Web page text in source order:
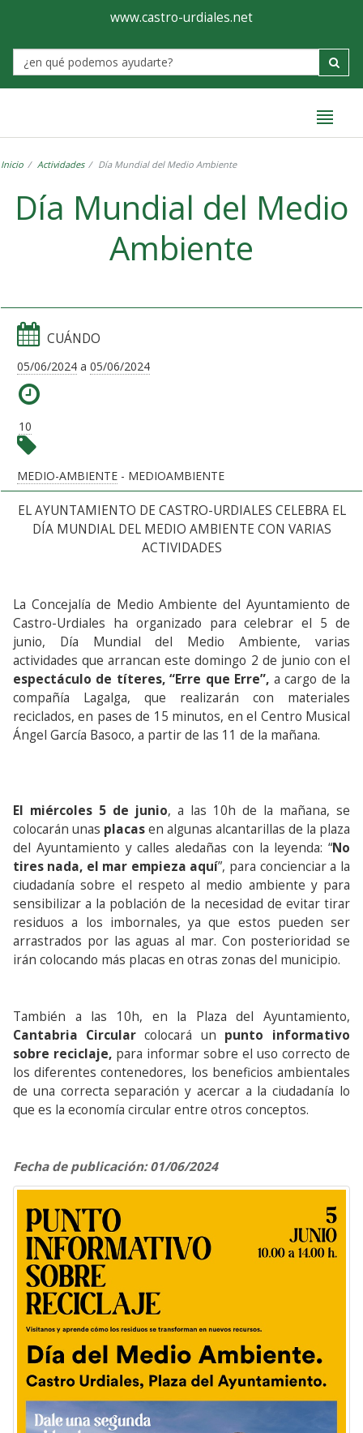
Ayuntamiento
de
Castro-
www.castro-urdiales.net
Label
Inicio Actividades Día Mundial del Medio Ambiente
Día Mundial del Medio
Ambiente
CUÁNDO
05/06/2024 a 05/06/2024
10
MEDIO-AMBIENTE - MEDIOAMBIENTE
EL AYUNTAMIENTO DE CASTRO-URDIALES CELEBRA EL
DÍA MUNDIAL DEL MEDIO AMBIENTE CON VARIAS
ACTIVIDADES
La Concejalía de Medio Ambiente del Ayuntamiento de
Castro-Urdiales ha organizado para celebrar el 5 de
junio, Día Mundial del Medio Ambiente, varias
actividades que arrancan este domingo 2 de junio con el
espectáculo de títeres, “Erre que Erre”, a cargo de la
compañía Lagalga, que realizarán con materiales
reciclados, en pases de 15 minutos, en el Centro Musical
Ángel García Basoco, a partir de las 11 de la mañana.
El miércoles 5 de junio, a las 10h de la mañana, se
colocarán unas placasen algunas alcantarillas de la plaza
del Ayuntamiento y calles aledañas con la leyenda: “No
tires nada, el mar empieza aquí”, para concienciar a la
ciudadanía sobre el respeto al medio ambiente y para
sensibilizar a la población de la necesidad de evitar tirar
residuos a los imbornales, ya que estos pueden ser
arrastrados por las aguas al mar. Con posterioridad se
irán colocando más placas en otras zonas del municipio.
También a las 10h, en la Plaza del Ayuntamiento,
Cantabria Circular colocará un punto informativo
sobre reciclaje, para informar sobre el uso correcto de
los diferentes contenedores, los beneficios ambientales
de una correcta separación y acercar a la ciudadanía lo
que es la economía circular entre otros conceptos.
Fecha de publicación: 01/06/2024